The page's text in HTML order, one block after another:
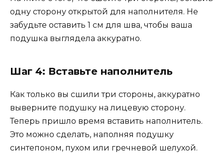
одну сторону открытой для наполнителя. Не
забудьте оставить 1 см для шва, чтобы ваша
подушка выглядела аккуратно.
Шаг 4: Вставьте наполнитель
Как только вы сшили три стороны, аккуратно
выверните подушку на лицевую сторону.
Теперь пришло время вставить наполнитель.
Это можно сделать, наполняя подушку
синтепоном, пухом или гречневой шелухой.